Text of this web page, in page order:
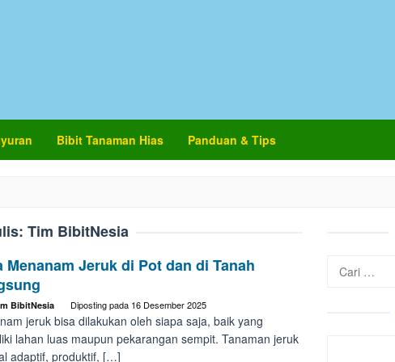
Bibit Tanaman Hias Panduan & Tips
Tim BibitNesia
Menanam Jeruk di Pot dan di Tanah
BibitNesia Diposting pada 16 Desember 2025
jeruk bisa dilakukan oleh siapa saja, baik yang
lahan luas maupun pekarangan sempit. Tanaman jeruk
adaptif, produktif, […]
Cari
untuk: